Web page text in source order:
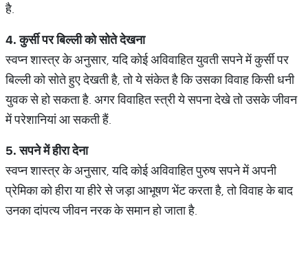
है.
4.कुर्सीपरबिल्लीकोसोतेदेखना
स्वप्न शास्त्र के अनुसार, यदि कोई अविवाहित युवती सपने में कुर्सी पर
बिल्ली को सोते हुए देखती है, तो ये संकेत है कि उसका विवाह किसी धनी
युवक से हो सकता है. अगर विवाहित स्त्री ये सपना देखे तो उसके जीवन
में परेशानियां आ सकती हैं.
5.सपनेमेंहीरादेना
स्वप्न शास्त्र के अनुसार, यदि कोई अविवाहित पुरुष सपने में अपनी
प्रेमिका को हीरा या हीरे से जड़ा आभूषण भेंट करता है, तो विवाह के बाद
उनका दांपत्य जीवन नरक के समान हो जाता है.